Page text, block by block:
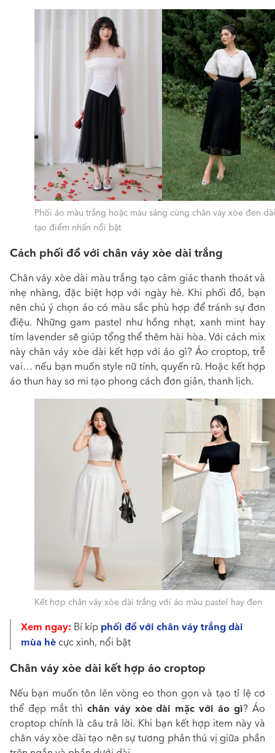
Phối áo màu trắng hoặc màu sáng cùng chân váy xòe đen
tạo điểm nhấn nổi bật
Cách phối đồ với chân váy xòe dài trắng
Chân váy xòe dài màu trắng tạo cảm giác thanh thoát và
nhẹ nhàng, đặc biệt hợp với ngày hè. Khi phối đồ, bạn
nên chú ý chọn áo có màu sắc phù hợp để tránh sự đơn
điệu. Những gam pastel như hồng nhạt, xanh mint hay
tím lavender sẽ giúp tổng thể thêm hài hòa. Với cách mix
này chân váy xòe dài kết hợp với áo gì? Áo croptop, trễ
vai… nếu bạn muốn style nữ tính, quyến rũ. Hoặc kết hợp
áo thun hay sơ mi tạo phong cách đơn giản, thanh lịch.
Kết hợp chân váy xòe dài trắng với áo màu pastel hay đen
Xem ngay: Bí kíp phối đồ với chân váy trắng dài
mùa hè cực xinh, nổi bật
Chân váy xòe dài kết hợp áo croptop
Nếu bạn muốn tôn lên vòng eo thon gọn và tạo tỉ lệ cơ
thể đẹp mắt thì chân váy xòe dài mặc với áo gì?Áo
croptop chính là câu trả lời. Khi bạn kết hợp item này và
chân váy xòe dài tạo nên sự tương phản thú vị giữa phần